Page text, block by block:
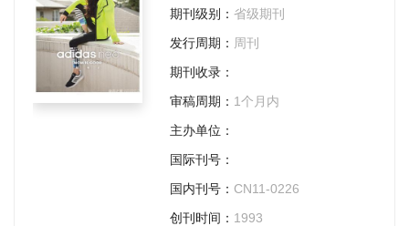
期刊级别： 省级期刊
发行周期： 周刊
期刊收录：
审稿周期： 1个月内
主办单位：
国际刊号：
国内刊号： CN11-0226
创刊时间： 1993